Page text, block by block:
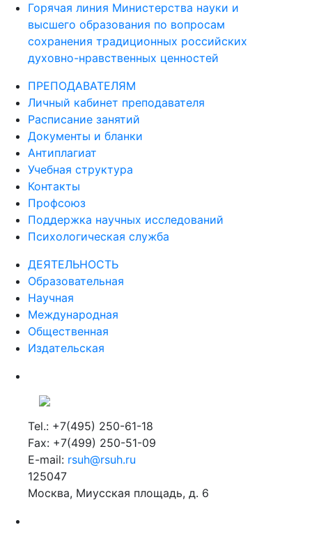
Горячая линия Министерства науки и
высшего образования по вопросам
сохранения традиционных российских
духовно-нравственных ценностей
ПРЕПОДАВАТЕЛЯМ
Личный кабинет преподавателя
Расписание занятий
Документы и бланки
Антиплагиат
Учебная структура
Контакты
Профсоюз
Поддержка научных исследований
Психологическая служба
ДЕЯТЕЛЬНОСТЬ
Образовательная
Научная
Международная
Общественная
Издательская
Tel.: +7(495) 250-61-18
Fax: +7(499) 250-51-09
E-mail: rsuh@rsuh.ru
125047
Москва, Миусская площадь, д. 6